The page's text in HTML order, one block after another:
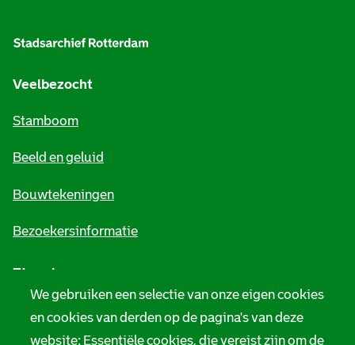
We gebruiken een selectie van onze eigen cookies
en cookies van derden op de pagina's van deze
website: Essentiële cookies, die vereist zijn om de
m
Veelbezocht
Stamboom
Beeld en geluid
Bouwtekeningen
Bezoekersinformatie
Zie ook